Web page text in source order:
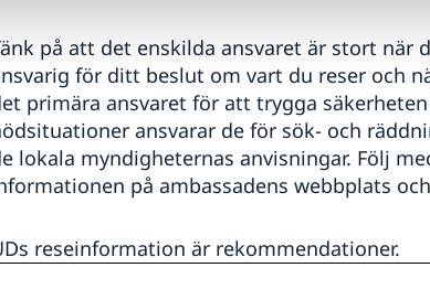
på att det enskilda ansvaret är stort när
för ditt beslut om vart du reser och
primära ansvaret för att trygga
ansvarar de för sök- och
lokala myndigheternas anvisningar. Följ
på ambassadens webbplats
reseinformation är rekommendationer.